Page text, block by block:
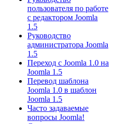
пользователя по работе
с редактором Joomla
1.5
Руководство
администратора Joomla
1.5
Переход с Joomla 1.0 на
Joomla 1.5
Перевод шаблона
Joomla 1.0 в шаблон
Joomla 1.5
Часто задаваемые
вопросы Joomla!